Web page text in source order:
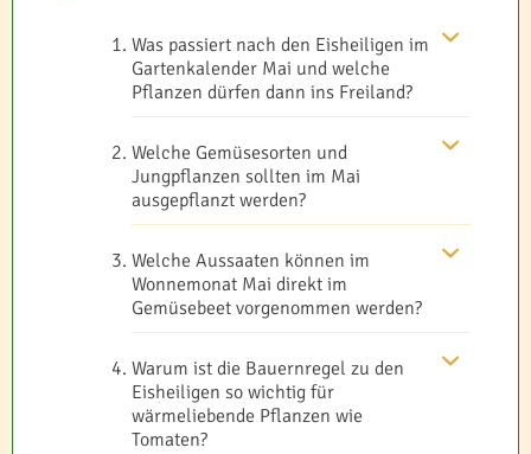
Was passiert nach den Eisheiligen im
Gartenkalender Mai und welche
Pflanzen dürfen dann ins Freiland?
Welche Gemüsesorten und
Jungpflanzen sollten im Mai
ausgepflanzt werden?
Welche Aussaaten können im
Wonnemonat Mai direkt im
Gemüsebeet vorgenommen werden?
Warum ist die Bauernregel zu den
Eisheiligen so wichtig für
wärmeliebende Pflanzen wie
Tomaten?